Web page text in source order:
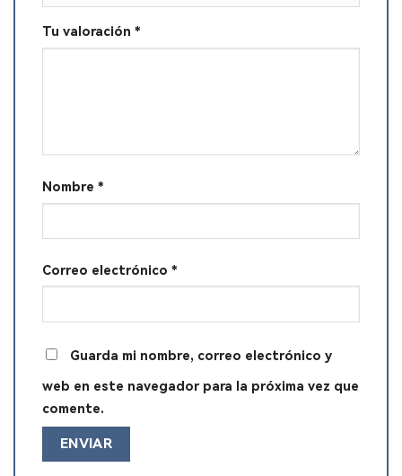
Tu valoración *
Nombre *
Correo electrónico *
Guarda mi nombre, correo electrónico y
web en este navegador para la próxima vez que
comente.